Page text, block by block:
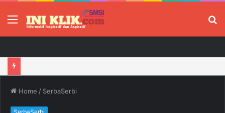
Menu
Home / SerbaSerbi